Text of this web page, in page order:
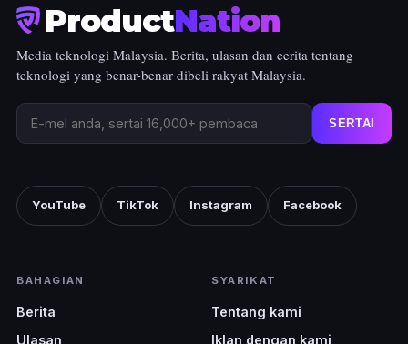
ProductNation
Media teknologi Malaysia. Berita, ulasan dan cerita tentang
teknologi yang benar-benar dibeli rakyat Malaysia.
SERTAI
YouTube TikTok Instagram Facebook
BAHAGIAN
Berita
Ulasan
SYARIKAT
Tentang kami
Iklan dengan kami